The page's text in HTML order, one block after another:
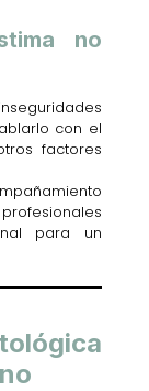
no
con el
factores
para un